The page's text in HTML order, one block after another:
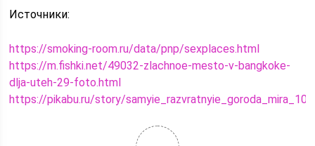
Источники:
https://smoking-room.ru/data/pnp/sexplaces.html
https://m.fishki.net/49032-zlachnoe-mesto-v-bangkoke-
dlja-uteh-29-foto.html
https://pikabu.ru/story/